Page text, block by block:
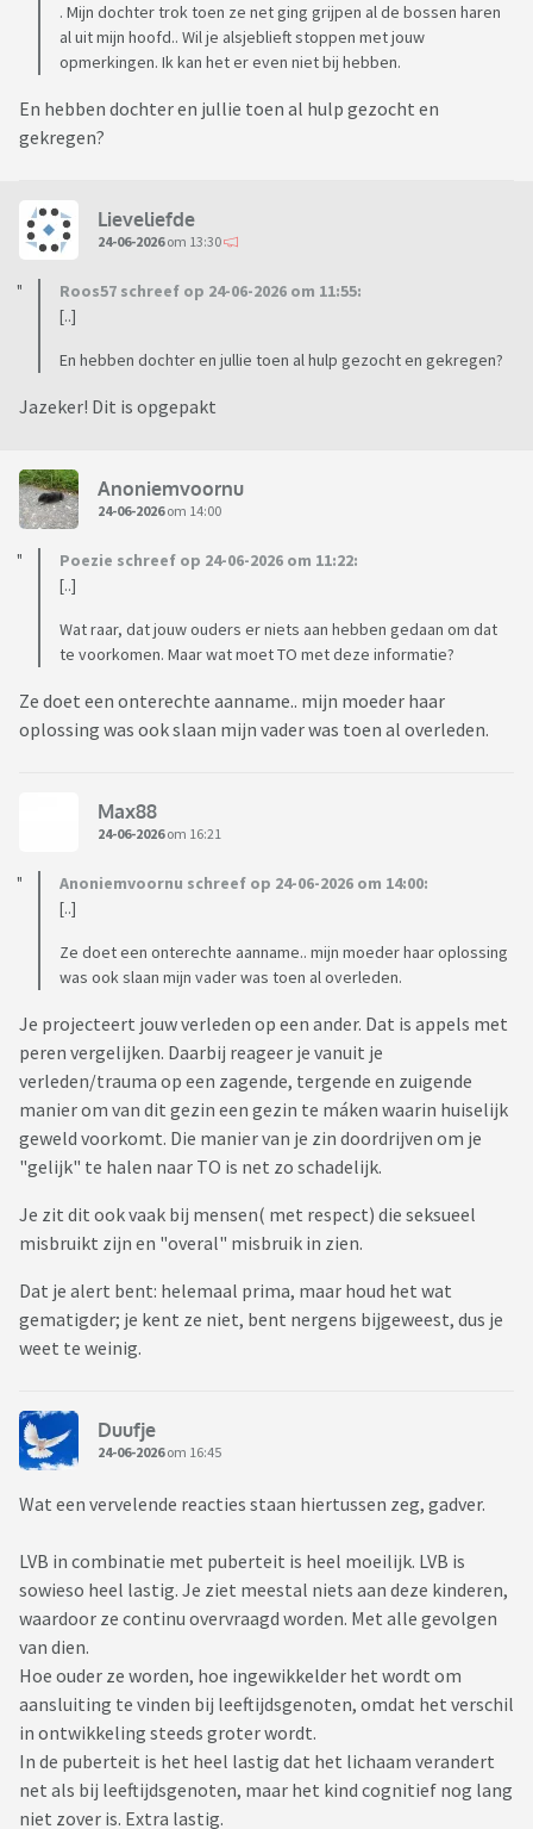
. Mijn dochter trok toen ze net ging grijpen al de bossen haren
al uit mijn hoofd.. Wil je alsjeblieft stoppen met jouw
opmerkingen. Ik kan het er even niet bij hebben.
En hebben dochter en jullie toen al hulp gezocht en
gekregen?
Lieveliefde
24-06-2026om 13:30
Roos57 schreef op 24-06-2026 om 11:55:
[..]
En hebben dochter en jullie toen al hulp gezocht en gekregen?
Jazeker! Dit is opgepakt
Anoniemvoornu
24-06-2026om 14:00
Poezie schreef op 24-06-2026 om 11:22:
[..]
Wat raar, dat jouw ouders er niets aan hebben gedaan om dat
te voorkomen. Maar wat moet TO met deze informatie?
Ze doet een onterechte aanname.. mijn moeder haar
oplossing was ook slaan mijn vader was toen al overleden.
Max88
24-06-2026om 16:21
Anoniemvoornu schreef op 24-06-2026 om 14:00:
[..]
Ze doet een onterechte aanname.. mijn moeder haar oplossing
was ook slaan mijn vader was toen al overleden.
Je projecteert jouw verleden op een ander. Dat is appels met
peren vergelijken. Daarbij reageer je vanuit je
verleden/trauma op een zagende, tergende en zuigende
manier om van dit gezin een gezin te máken waarin huiselijk
geweld voorkomt. Die manier van je zin doordrijven om je
"gelijk" te halen naar TO is net zo schadelijk.
Je zit dit ook vaak bij mensen( met respect) die seksueel
misbruikt zijn en "overal" misbruik in zien.
Dat je alert bent: helemaal prima, maar houd het wat
gematigder; je kent ze niet, bent nergens bijgeweest, dus je
weet te weinig.
Duufje
24-06-2026om 16:45
Wat een vervelende reacties staan hiertussen zeg, gadver.
LVB in combinatie met puberteit is heel moeilijk. LVB is
sowieso heel lastig. Je ziet meestal niets aan deze kinderen,
waardoor ze continu overvraagd worden. Met alle gevolgen
van dien.
Hoe ouder ze worden, hoe ingewikkelder het wordt om
aansluiting te vinden bij leeftijdsgenoten, omdat het verschil
in ontwikkeling steeds groter wordt.
In de puberteit is het heel lastig dat het lichaam verandert
net als bij leeftijdsgenoten, maar het kind cognitief nog lang
niet zover is. Extra lastig.